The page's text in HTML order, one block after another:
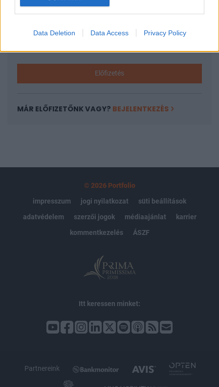
Data Deletion Data Access Privacy Policy
Az előfizetés a következőket tartalmazza:
Kötéslisták: BÉT elmúlt 2 év napon belüli
Előfizetés
MÁR ELŐFIZETŐNK VAGY? BEJELENTKEZÉS
© 2026 Portfolio
impresszum
jogi nyilatkozat
süti beállítások
adatvédelem
szerzői jogok médiaajánlat
karrier
kommentkezelés
ÁSZF
Itt keressen minket:
Partnereink